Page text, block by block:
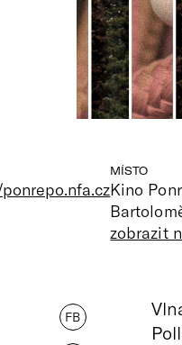
MÍSTO
Kino
zobrazit
FB